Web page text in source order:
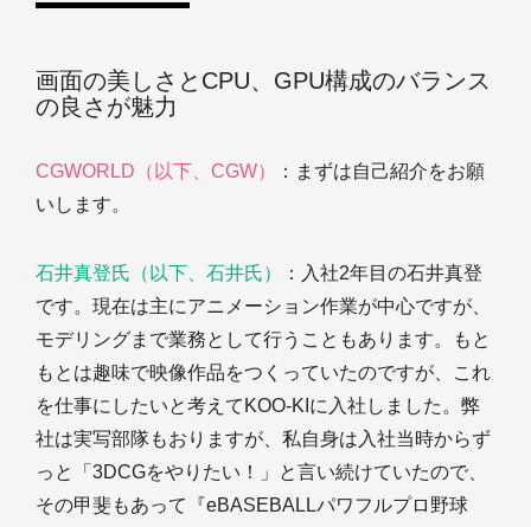
画面の美しさとCPU、GPU構成のバランス
の良さが魅力
CGWORLD（以下、CGW）
：まずは自己紹介をお願
いします。
石井真登氏（以下、石井氏）
：入社2年目の石井真登
です。現在は主にアニメーション作業が中心ですが、
モデリングまで業務として行うこともあります。もと
もとは趣味で映像作品をつくっていたのですが、これ
を仕事にしたいと考えてKOO-KIに入社しました。弊
社は実写部隊もおりますが、私自身は入社当時からず
っと「3DCGをやりたい！」と言い続けていたので、
その甲斐もあって『eBASEBALLパワフルプロ野球